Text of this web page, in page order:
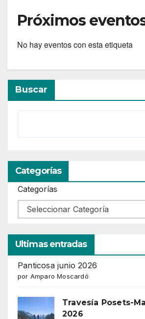
Próximos
No hay eventos con esta etiqueta
Buscar
Categorías
Categorías
Ultimas entradas
Panticosa junio 2026
por Amparo Moscardó
Travesía Posets-
2026